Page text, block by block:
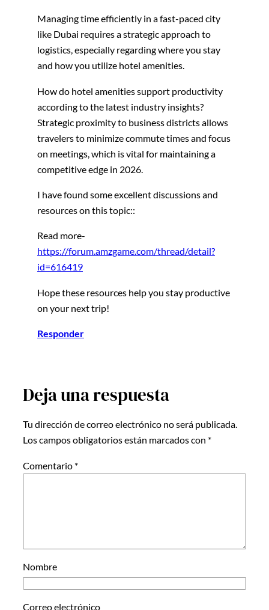
Managing time efficiently in a fast-paced city
like Dubai requires a strategic approach to
logistics, especially regarding where you stay
and how you utilize hotel amenities.
How do hotel amenities support productivity
according to the latest industry insights?
Strategic proximity to business districts allows
travelers to minimize commute times and focus
on meetings, which is vital for maintaining a
competitive edge in 2026.
I have found some excellent discussions and
resources on this topic::
Read more-
https://forum.amzgame.com/thread/detail?
id=616419
Hope these resources help you stay productive
on your next trip!
Responder
Deja una respuesta
Tu dirección de correo electrónico no será publicada.
Los campos obligatorios están marcados con *
Comentario *
Nombre
Correo electrónico